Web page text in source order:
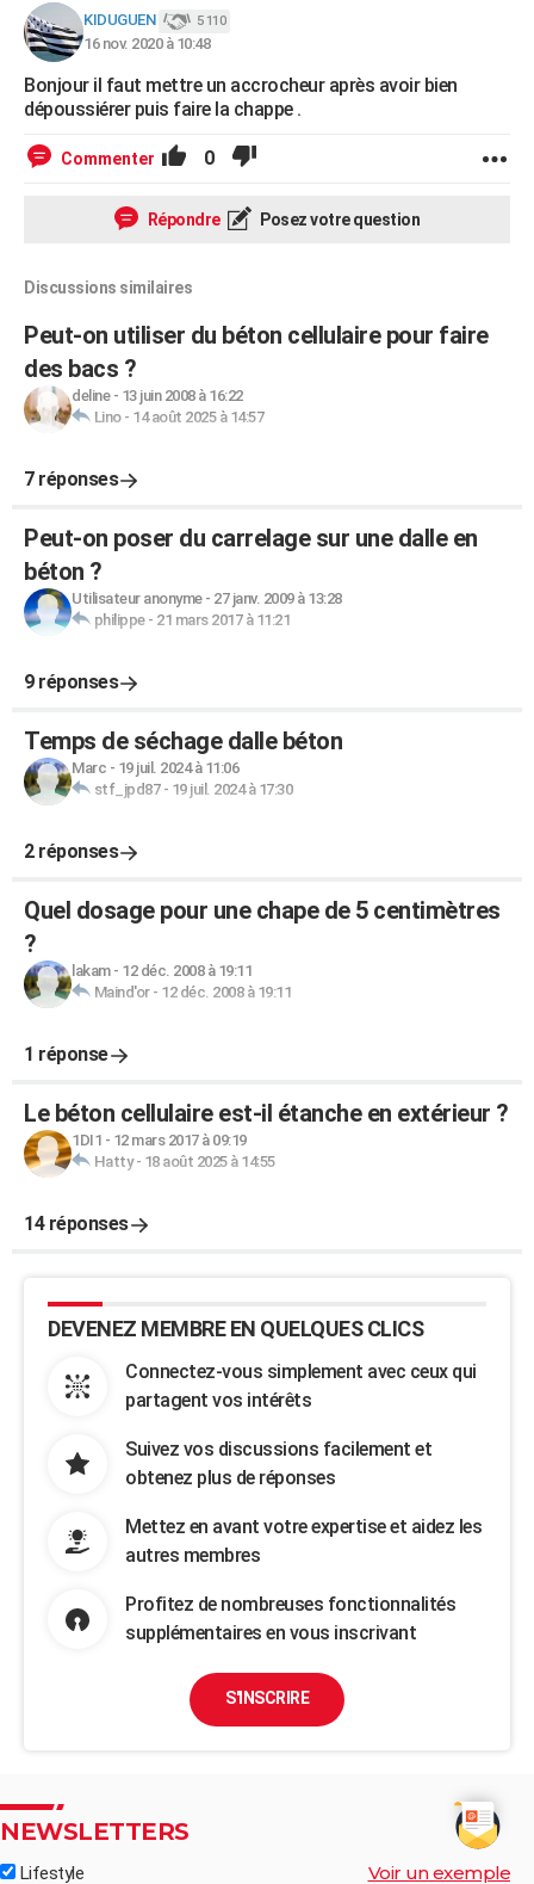
KIDUGUEN 5 110
16 nov. 2020 à 10:48
Bonjour il faut mettre un accrocheur après avoir bien
dépoussiérer puis faire la chappe .
Commenter 0
Répondre Posez votre question
Discussions similaires
Peut-on utiliser du béton cellulaire pour faire
des bacs ?
deline- 13 juin 2008 à 16:22
Lino- 14 août 2025 à 14:57
7 réponses
Peut-on poser du carrelage sur une dalle en
béton ?
Utilisateur anonyme- 27 janv. 2009 à 13:28
philippe- 21 mars 2017 à 11:21
9 réponses
Temps de séchage dalle béton
Marc - 19 juil. 2024 à 11:06
stf_jpd87- 19 juil. 2024 à 17:30
2 réponses
Quel dosage pour une chape de 5 centimètres
?
lakam- 12 déc. 2008 à 19:11
Maind'or- 12 déc. 2008 à 19:11
1 réponse
Le béton cellulaire est-il étanche en extérieur ?
1DI1 - 12 mars 2017 à 09:19
Hatty- 18 août 2025 à 14:55
14 réponses
DEVENEZ MEMBRE EN QUELQUES CLICS
Connectez-vous simplement avec ceux qui
partagent vos intérêts
Suivez vos discussions facilement et
obtenez plus de réponses
Mettez en avant votre expertise et aidez les
autres membres
Profitez de nombreuses fonctionnalités
supplémentaires en vous inscrivant
S'INSCRIRE
NEWSLETTERS
Lifestyle Voir un exemple